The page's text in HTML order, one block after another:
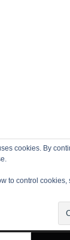
cookies. By
to control cookies,